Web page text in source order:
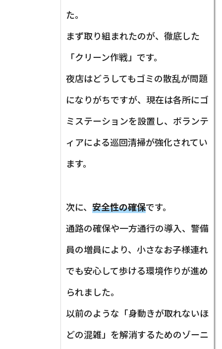
た。
まず取り組まれたのが、徹底した
「クリーン作戦」です。
夜店はどうしてもゴミの散乱が問題
になりがちですが、現在は各所にゴ
ミステーションを設置し、ボランテ
ィアによる巡回清掃が強化されてい
ます。
次に、 安全性の確保です。
通路の確保や一方通行の導入、警備
員の増員により、小さなお子様連れ
でも安心して歩ける環境作りが進め
られました。
以前のような「身動きが取れないほ
どの混雑」を解消するためのゾーニ